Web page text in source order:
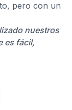
pero con un
nuestros
es fácil,